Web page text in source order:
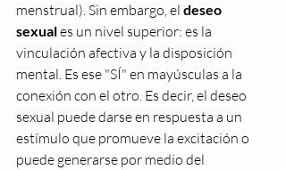
menstrual). Sin embargo, el deseo
sexual es un nivel superior: es la
vinculación afectiva y la disposición
mental. Es ese "SÍ" en mayúsculas a la
conexión con el otro. Es decir, el deseo
sexual puede darse en respuesta a un
estímulo que promueve la excitación o
puede generarse por medio del